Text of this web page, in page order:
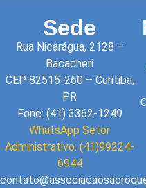
Sede
Rua Nicarágua, 2128 –
Bacacheri
CEP 82515-260 – Curitiba,
PR
Fone: (41) 3362-1249
WhatsApp Setor
Administrativo: (41)99224-
6944